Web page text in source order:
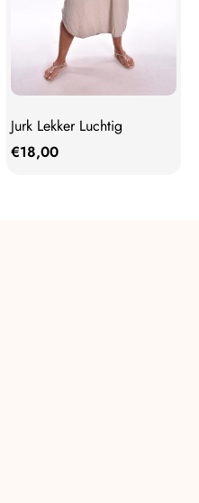
Jurk Lekker Luchtig
€18,00